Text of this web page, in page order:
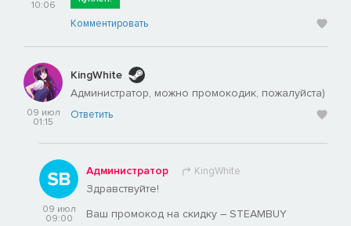
10:06
Комментировать
09 июл
01:15
KingWhite
Администратор, можно промокодик, пожалуйста)
Ответить
09 июл
09:00
Администратор KingWhite
Здравствуйте!
Ваш промокод на скидку – STEAMBUY